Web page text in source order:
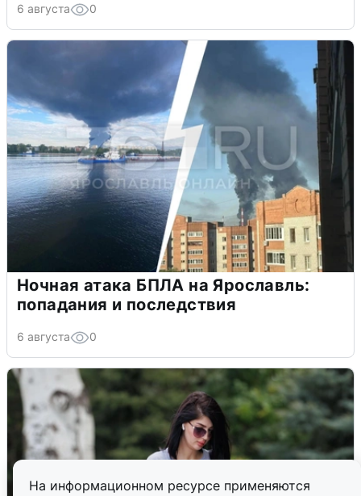
На информационном ресурсе применяются
6 августа 0
Ночная атака БПЛА на Ярославль:
попадания и последствия
6 августа 0